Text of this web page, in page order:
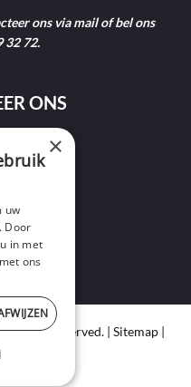
ons via mail of bel ons
32 72.
ONS
32 72
Rights Reserved. | Sitemap|
Policy
×
uw
Door
in met
ons